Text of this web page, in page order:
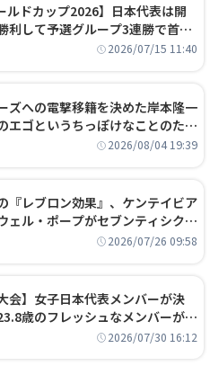
ルドカップ2026】日本代表は開
利して予選グループ3連勝で首位
の相手はエジプトに決定2026/07/15 11:40
ズへの電撃移籍を決めた岸本隆一
エゴというちっぽけなことのため
けではない」
2026/08/04 19:39
『レブロン効果』、ケンテイビア
ェル・ポープがセブンティシクサ
加入
2026/07/26 09:58
会】女子日本代表メンバーが決
歳のフレッシュなメンバーが日
頂点を狙う
2026/07/30 16:12